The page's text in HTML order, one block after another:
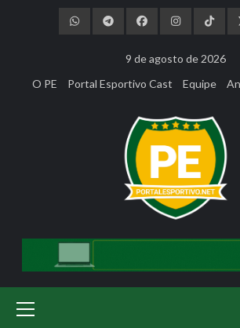
9 de agosto de 2026
O PE
Portal Esportivo Cast Equipe
Menu